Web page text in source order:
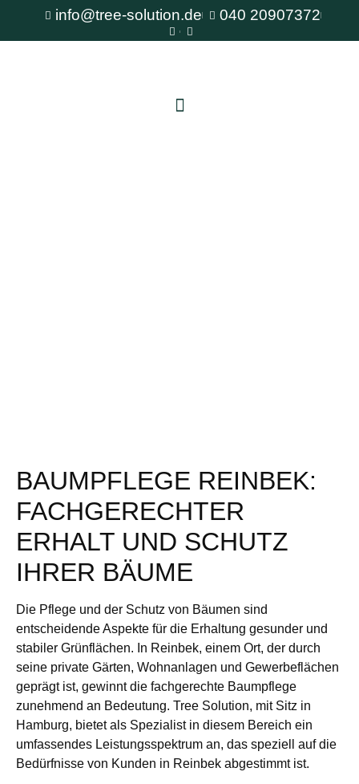
info@tree-solution.de 040 20907372
BAUMPFLEGE REINBEK:
FACHGERECHTER
ERHALT UND SCHUTZ
IHRER BÄUME
Die Pflege und der Schutz von Bäumen sind
entscheidende Aspekte für die Erhaltung gesunder und
stabiler Grünflächen. In Reinbek, einem Ort, der durch
seine private Gärten, Wohnanlagen und Gewerbeflächen
geprägt ist, gewinnt die fachgerechte Baumpflege
zunehmend an Bedeutung. Tree Solution, mit Sitz in
Hamburg, bietet als Spezialist in diesem Bereich ein
umfassendes Leistungsspektrum an, das speziell auf die
Bedürfnisse von Kunden in Reinbek abgestimmt ist.